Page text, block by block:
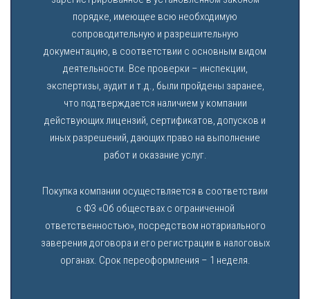
порядке, имеющее всю необходимую
сопроводительную и разрешительную
документацию, в соответствии с основным видом
деятельности. Все проверки – инспекции,
экспертизы, аудит и т.д., были пройдены заранее,
что подтверждается наличием у компании
действующих лицензий, сертификатов, допусков и
иных разрешений, дающих право на выполнение
работ и оказание услуг.
Покупка компании осуществляется в соответствии
с ФЗ «Об обществах с ограниченной
ответственностью», посредством нотариального
заверения договора и его регистрации в налоговых
органах. Срок переоформления – 1 неделя.